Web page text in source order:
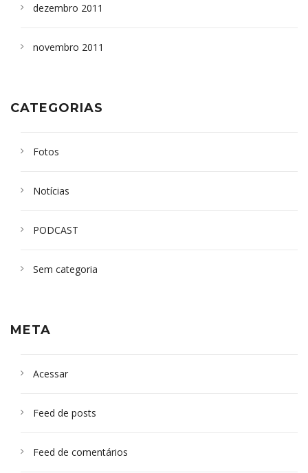
dezembro 2011
novembro 2011
CATEGORIAS
Fotos
Notícias
PODCAST
Sem categoria
META
Acessar
Feed de posts
Feed de comentários